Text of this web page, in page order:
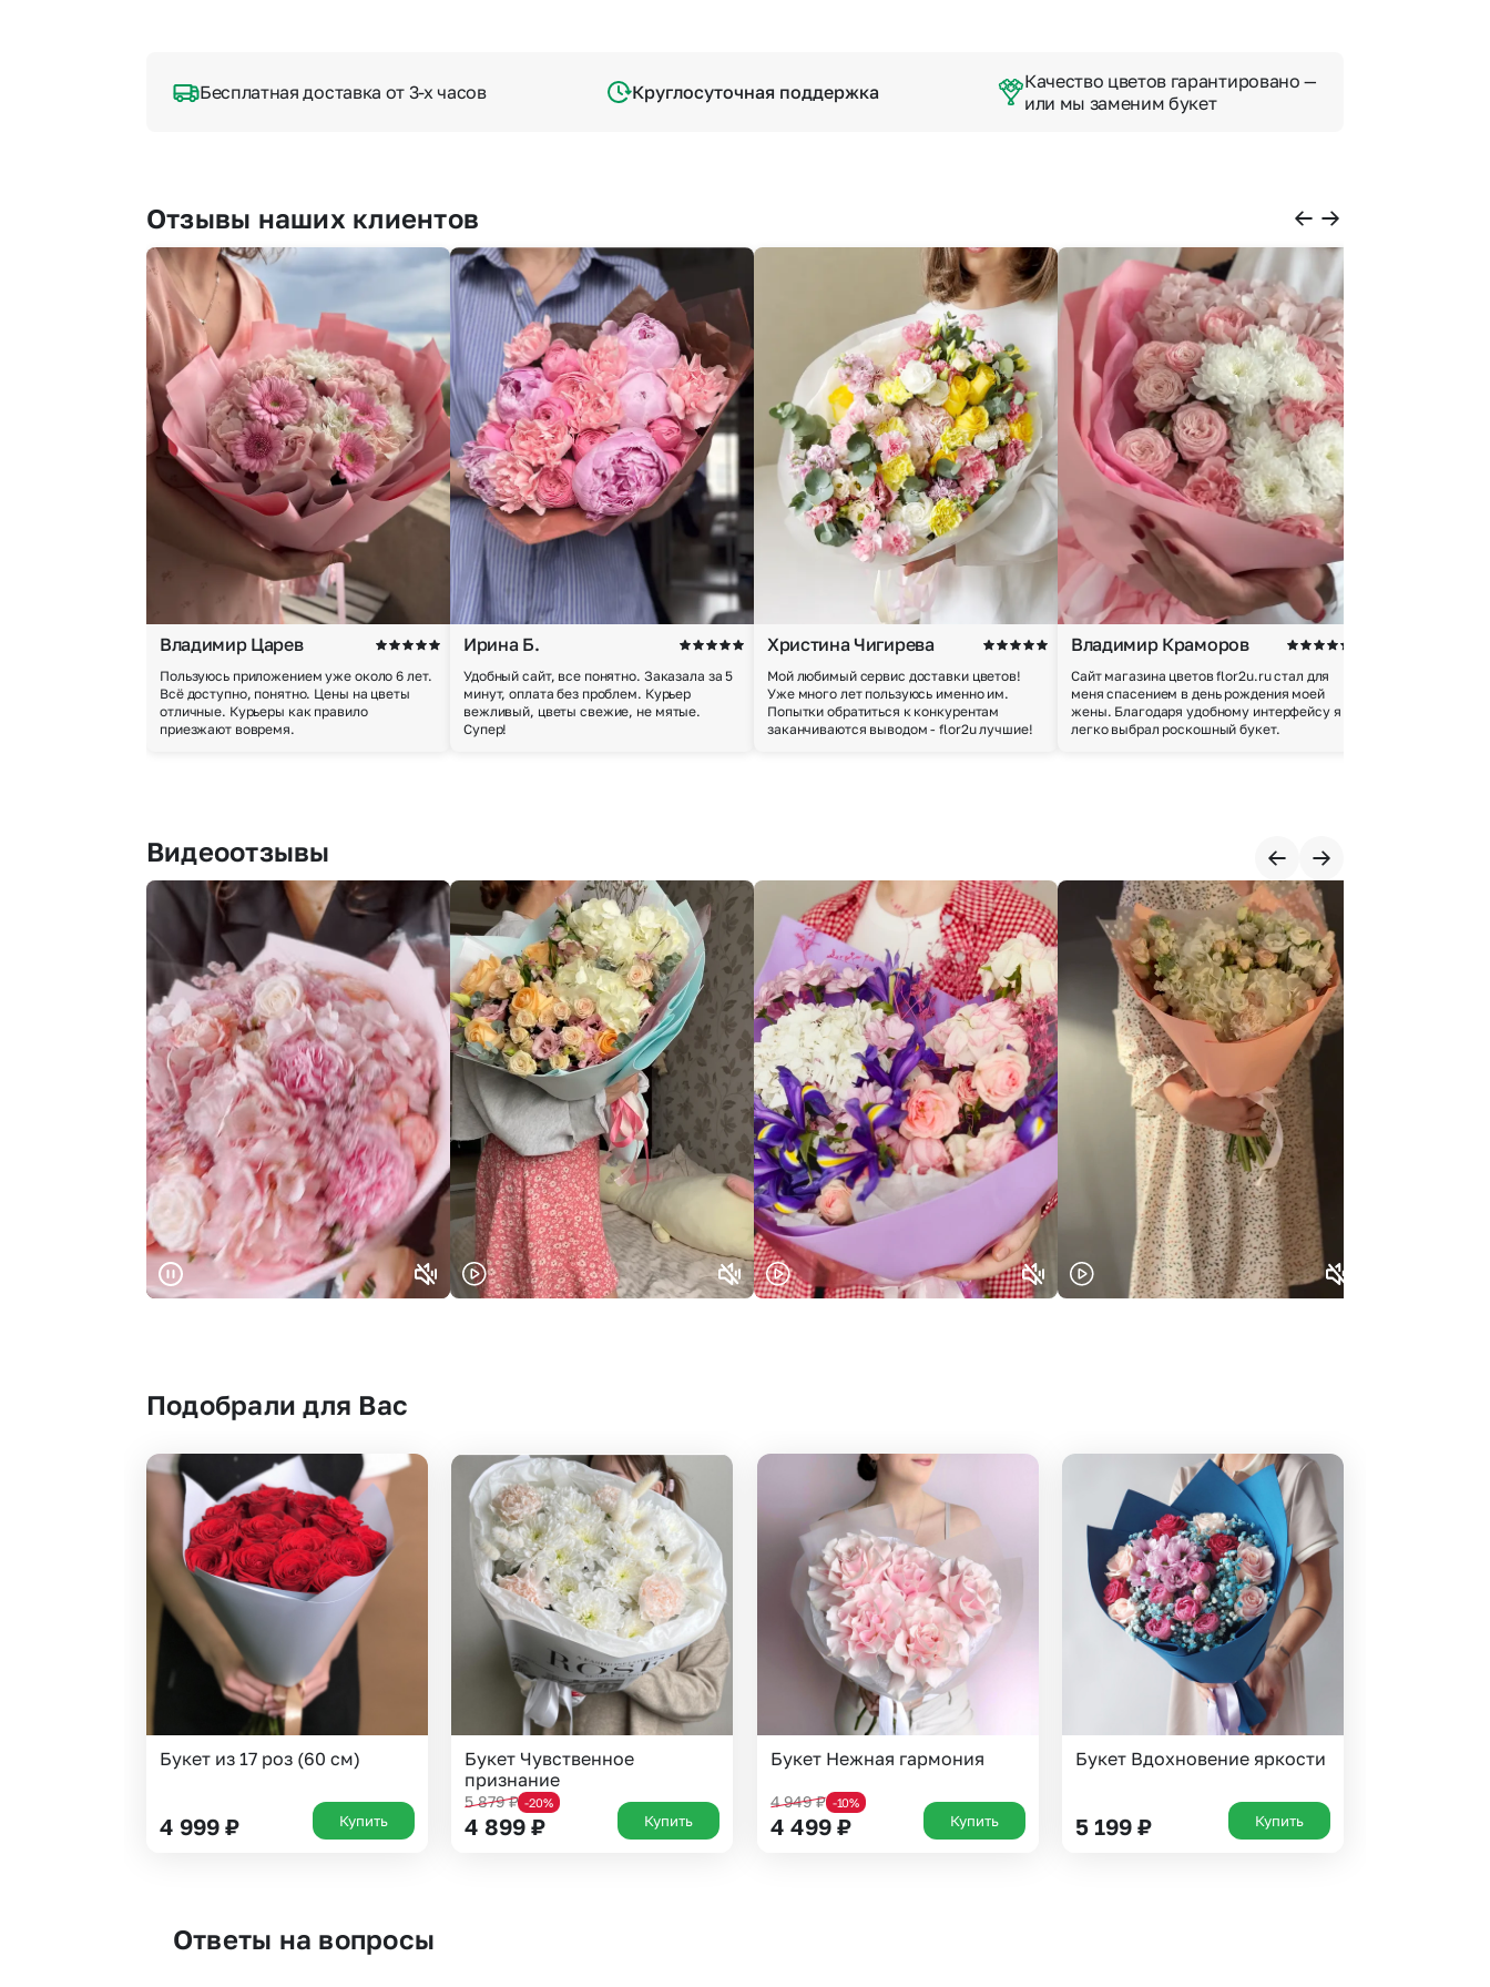
Нижний Новгород
Казань
Уфа
Челябинск
Екатеринбург
Новосибирск
Омск
Волгоград
Воронеж
Бесплатная доставка от 3-х часов
Качество цветов гарантировано —
или мы заменим букет
Круглосуточная поддержка
Отзывы наших клиентов
Владимир Царев
Пользуюсь приложением уже около 6 лет.
Всё доступно, понятно. Цены на цветы
отличные. Курьеры как правило
приезжают вовремя.
Ирина Б.
Удобный сайт, все понятно. Заказала за 5
минут, оплата без проблем. Курьер
вежливый, цветы свежие, не мятые.
Супер!
Христина Чигирева
Мой любимый сервис доставки цветов!
Уже много лет пользуюсь именно им.
Попытки обратиться к конкурентам
заканчиваются выводом - flor2u лучшие!
Владимир Краморов
Сайт магазина цветов flor2u.ru стал для
меня спасением в день рождения моей
жены. Благодаря удобному интерфейсу я
легко выбрал роскошный букет.
Видеоотзывы
Подобрали для Вас
Букет из 17 роз (60 см)
4 999 ₽ Купить
Букет Чувственное
признание
5 879₽ -20%
4 899₽ Купить
Букет Нежная гармония
4 949₽ -10%
4 499 ₽ Купить
Букет Вдохновение яркости
5 199 ₽ Купить
Ответы на вопросы